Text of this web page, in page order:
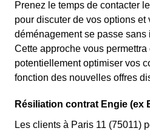
Prenez le temps de contacter
pour discuter de vos options et
déménagement se passe sans
Cette approche vous
potentiellement optimiser vos
fonction des nouvelles offres
Résiliation contrat Engie (ex
Les clients à Paris 11 (75011)